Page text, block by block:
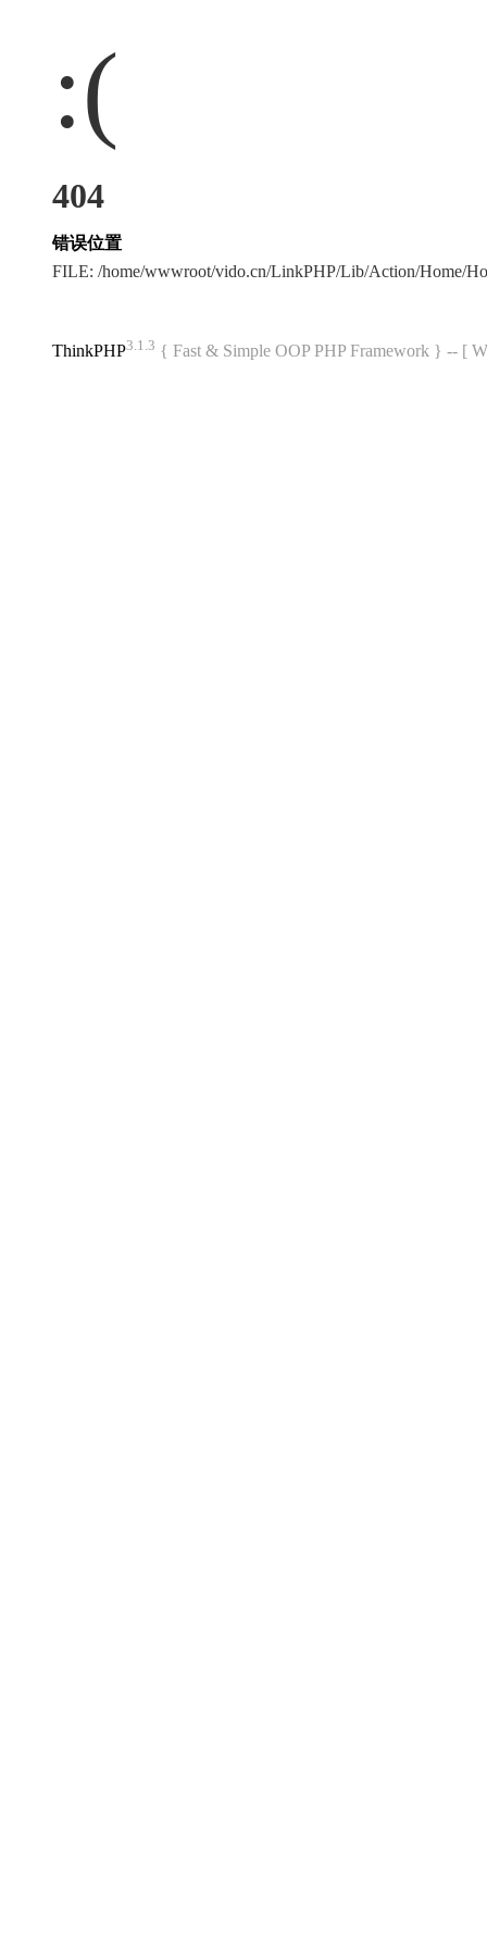
:(
404
错误位置
FILE: /home/wwwroot/vido.cn/LinkPHP/Lib/Action/Home/
ThinkPHP3.1.3 { Fast & Simple OOP PHP Framework } -- [